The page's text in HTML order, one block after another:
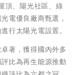
頂、陽光社區、綠
電優良廠商甄選，
行太陽光電設置。
著，獲得國內外多
比為再生能源推動